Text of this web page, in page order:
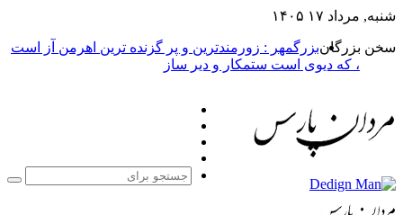
شنبه, مرداد ۱۷ ۱۴۰۵
سخن بزرگانبزرگمهر : زورمندترین و پر گزنده ترین اهرمن آز است
، که دیوی است ستمکار و دیر ساز